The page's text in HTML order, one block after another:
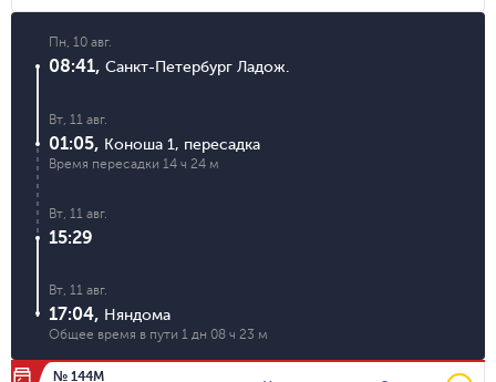
Пн, 10 авг.
08:41, Санкт-Петербург Ладож.
Вт, 11 авг.
01:05, Коноша 1, пересадка
Время пересадки 14 ч 24 м
Вт, 11 авг.
15:29
Вт, 11 авг.
17:04, Няндома
Общее время в пути 1 дн 08 ч 23 м
№ 144М